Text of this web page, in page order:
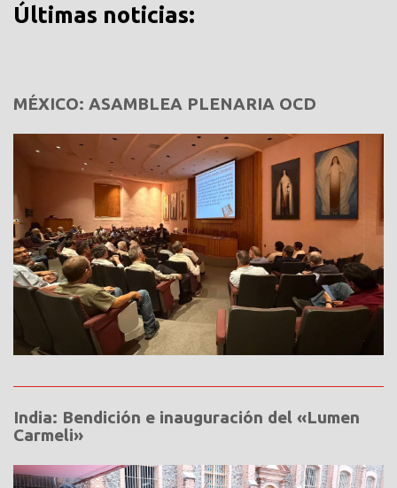
Últimas noticias:
MÉXICO: ASAMBLEA PLENARIA OCD
India: Bendición e inauguración del «Lumen
Carmeli»